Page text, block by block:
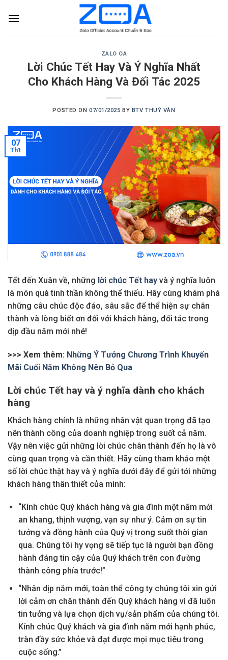
ZALO OA
Lời Chúc Tết Hay Và Ý Nghĩa Nhất
Cho Khách Hàng Và Đối Tác 2025
POSTED ON 07/01/2025 BY BTV THUỲ VÂN
07
Th1
Tết đến Xuân về, những lời chúc Tết hay và ý nghĩa luôn
là món quà tinh thần không thể thiếu. Hãy cùng khám phá
những câu chúc độc đáo, sâu sắc để thể hiện sự chân
thành và lòng biết ơn đối với khách hàng, đối tác trong
dịp đầu năm mới nhé!
>>> Xem thêm: Những Ý Tưởng Chương Trình Khuyến
Mãi Cuối Năm Không Nên Bỏ Qua
Lời chúc Tết hay và ý nghĩa dành cho khách
hàng
Khách hàng chính là những nhân vật quan trọng đã tạo
nên thành công của doanh nghiệp trong suốt cả năm.
Vậy nên việc gửi những lời chúc chân thành đến họ là vô
cùng quan trọng và cần thiết. Hãy cùng tham khảo một
số lời chúc thật hay và ý nghĩa dưới đây để gửi tới những
khách hàng thân thiết của mình:
“Kính chúc Quý khách hàng và gia đình một năm mới
an khang, thịnh vượng, vạn sự như ý. Cảm ơn sự tin
tưởng và đồng hành của Quý vị trong suốt thời gian
qua. Chúng tôi hy vọng sẽ tiếp tục là người bạn đồng
hành đáng tin cậy của Quý khách trên con đường
thành công phía trước!”
“Nhân dịp năm mới, toàn thể công ty chúng tôi xin gửi
lời cảm ơn chân thành đến Quý khách hàng vì đã luôn
tin tưởng và lựa chọn dịch vụ/sản phẩm của chúng tôi.
Kính chúc Quý khách và gia đình năm mới hạnh phúc,
tràn đầy sức khỏe và đạt được mọi mục tiêu trong
cuộc sống.”